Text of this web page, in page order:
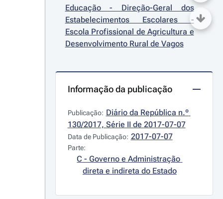
Educação - Direção-Geral dos
Estabelecimentos Escolares -
Escola Profissional de Agricultura e
Desenvolvimento Rural de Vagos
Informação da publicação
Publicação: Diário da República n.º
130/2017, Série II de 2017-07-07
Data de Publicação: 2017-07-07
Parte:
C - Governo e Administração
direta e indireta do Estado